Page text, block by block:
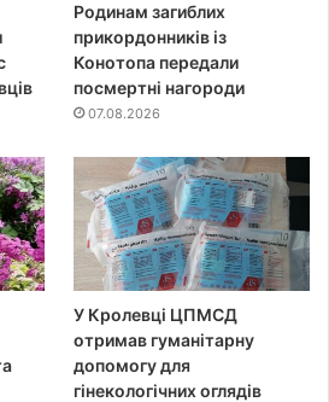
Родинам загиблих
прикордонників із
Конотопа передали
посмертні нагороди
07.08.2026
У Кролевці ЦПМСД
отримав гуманітарну
допомогу для
гінекологічних оглядів